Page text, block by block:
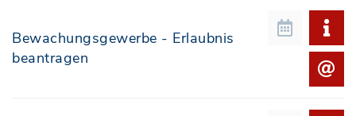
Bewachungsgewerbe - Erlaubnis
beantragen